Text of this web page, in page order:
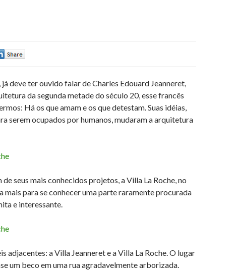
deve ter ouvido falar de Charles Edouard Jeanneret,
da segunda metade do século 20, esse francês
Há os que amam e os que detestam. Suas idéias,
serem ocupados por humanos, mudaram a arquitetura
seus mais conhecidos projetos, a Villa La Roche, no
mais para se conhecer uma parte raramente procurada
e interessante.
adjacentes: a Villa Jeanneret e a Villa La Roche. O lugar
um beco em uma rua agradavelmente arborizada.